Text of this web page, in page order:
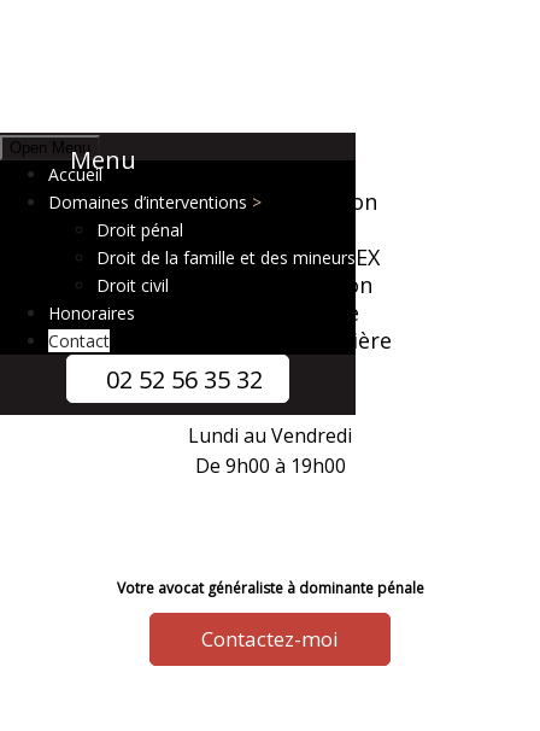
Open MenuMenu
Accueil
Domaines d’interventions
Droit pénal
Droit de la famille et des mineurs
Droit civil
Honoraires
Contact
02 52 56 35 32
Je suis au
4, Rue Henri Maulion
35801 DINARD CEDEX
Zone d'intervention
Côte d'émeraude
et sur la France entière
Horaires
Lundi au Vendredi
De 9h00 à 19h00
Votre avocat généraliste à dominante pénale
Contactez-moi